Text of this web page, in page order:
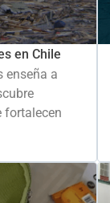
en Chile
enseña a
fortalecen